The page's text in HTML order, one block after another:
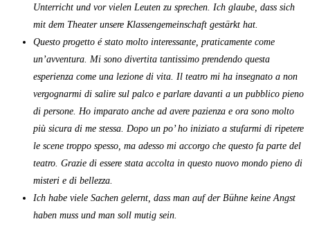
Unterricht und vor vielen Leuten zu sprechen. Ich glaube, dass sich
mit dem Theater unsere Klassengemeinschaft gestärkt hat.
Questo progetto é stato molto interessante, praticamente come
un’avventura. Mi sono divertita tantissimo prendendo questa
esperienza come una lezione di vita. Il teatro mi ha insegnato a non
vergognarmi di salire sul palco e parlare davanti a un pubblico pieno
di persone. Ho imparato anche ad avere pazienza e ora sono molto
più sicura di me stessa. Dopo un po’ ho iniziato a stufarmi di ripetere
le scene troppo spesso, ma adesso mi accorgo che questo fa parte del
teatro. Grazie di essere stata accolta in questo nuovo mondo pieno di
misteri e di bellezza.
Ich habe viele Sachen gelernt, dass man auf der Bühne keine Angst
haben muss und man soll mutig sein.